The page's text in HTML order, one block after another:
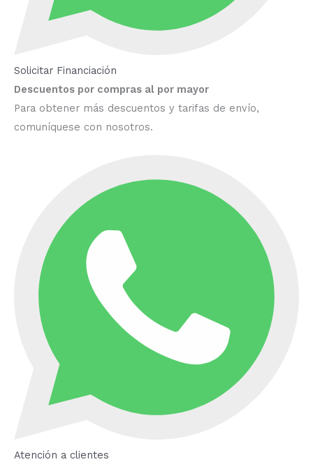
Solicitar Financiación
Descuentos por compras al por mayor
Para obtener más descuentos y tarifas de envío,
comuníquese con nosotros.
Atención a clientes